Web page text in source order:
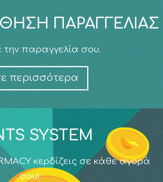
ΠΑΡΑΓΓΕΛΊΑΣ
την παραγγελία σου.
περισσότερα
SYSTEM
κερδίζεις σε κάθε αγορά
σου!